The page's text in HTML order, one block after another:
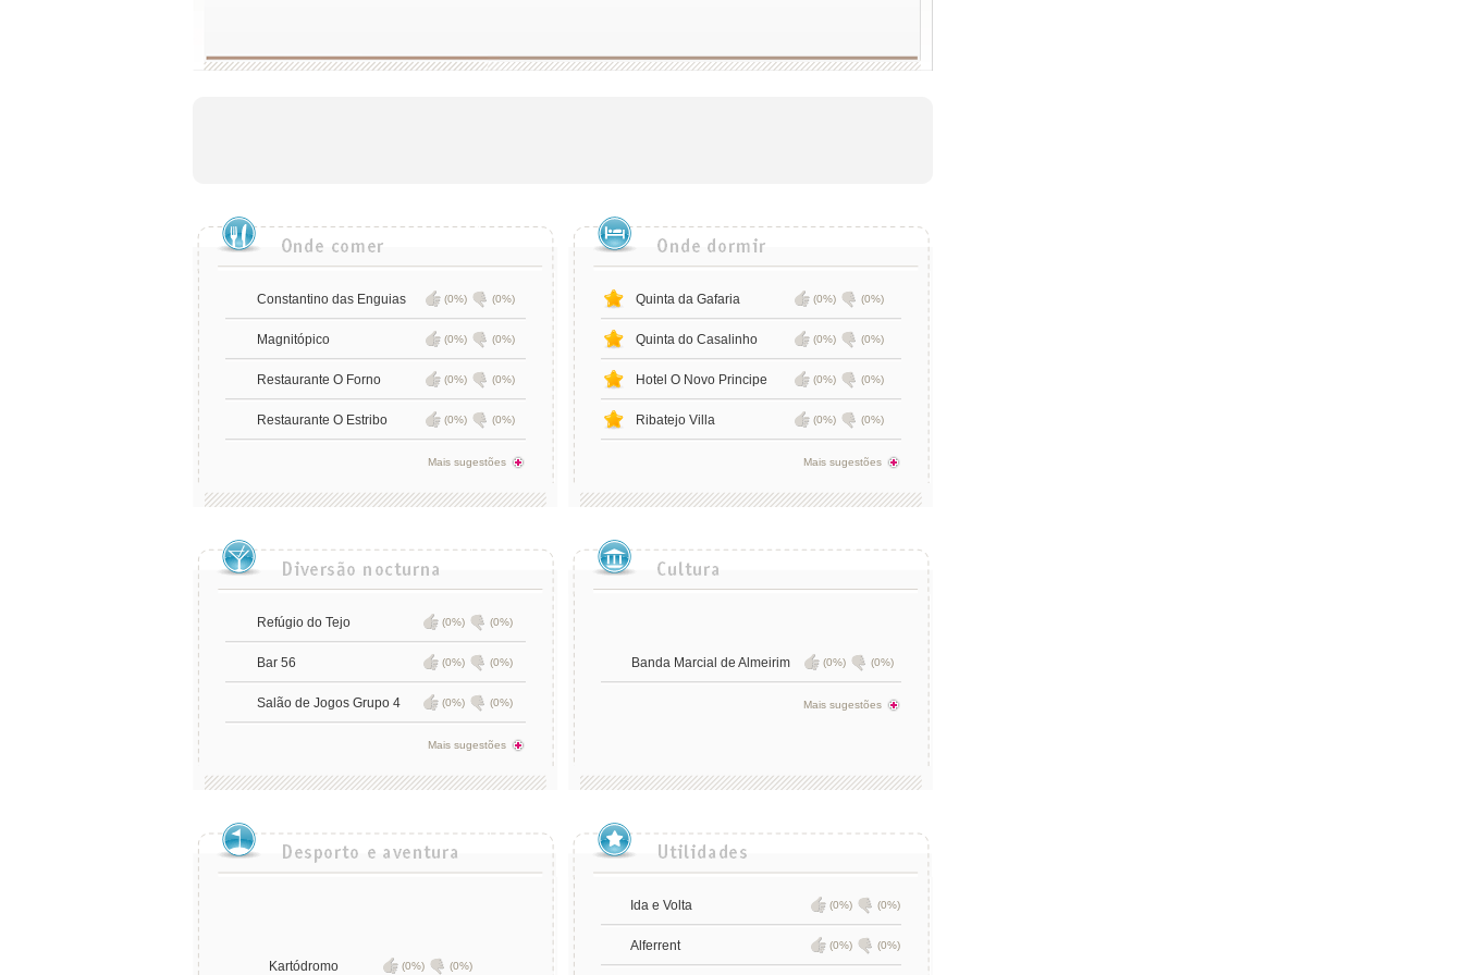
Constantino das Enguias (0%) (0%)
Magnitópico (0%) (0%)
Restaurante O Forno (0%) (0%)
Restaurante O Estribo (0%) (0%)
Mais sugestões
Quinta da Gafaria (0%) (0%)
Quinta do Casalinho (0%) (0%)
Hotel O Novo Principe (0%) (0%)
Ribatejo Villa (0%) (0%)
Mais sugestões
Refúgio do Tejo (0%) (0%)
Bar 56 (0%) (0%)
Salão de Jogos Grupo 4 (0%) (0%)
Mais sugestões
Banda Marcial de Almeirim (0%) (0%)
Mais sugestões
Kartódromo (0%) (0%)
Ida e Volta (0%) (0%)
Alferrent (0%) (0%)